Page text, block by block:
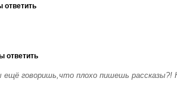
ответить
ответить
говоришь,что плохо пишешь рассказы?!